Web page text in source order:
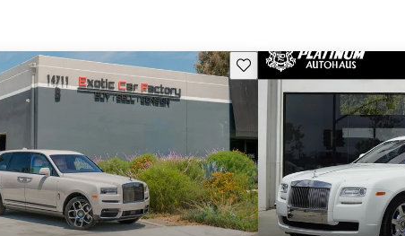
Guarda este Aviso